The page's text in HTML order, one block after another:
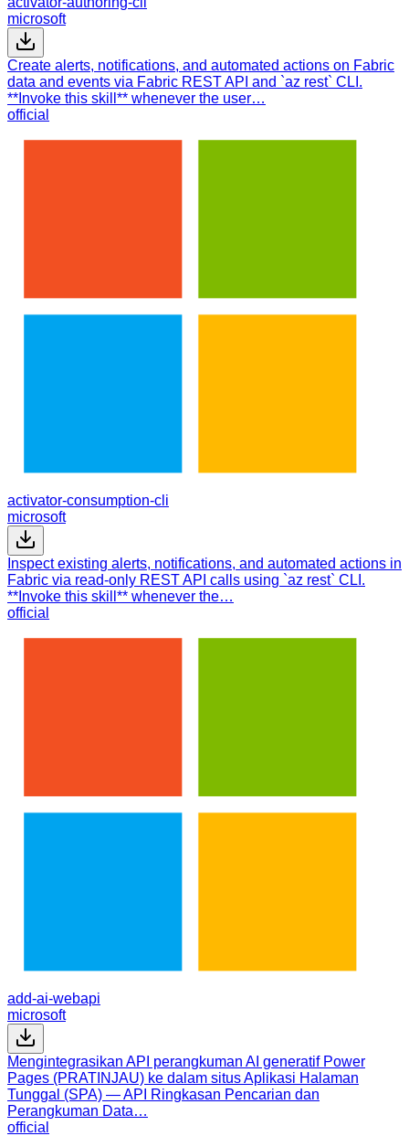
microsoft
Create alerts, notifications, and automated actions on Fabric
data and events via Fabric REST API and `az rest` CLI.
**Invoke this skill** whenever the user…
official
activator-consumption-cli
microsoft
Inspect existing alerts, notifications, and automated actions in
Fabric via read-only REST API calls using `az rest` CLI.
**Invoke this skill** whenever the…
official
add-ai-webapi
microsoft
Mengintegrasikan API perangkuman AI generatif Power
Pages (PRATINJAU) ke dalam situs Aplikasi Halaman
Tunggal (SPA) — API Ringkasan Pencarian dan
Perangkuman Data…
official